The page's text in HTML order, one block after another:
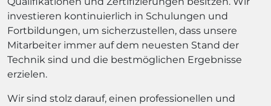
investieren kontinuierlich in Schulungen und
Fortbildungen, um sicherzustellen, dass unsere
Mitarbeiter immer auf dem neuesten Stand der
Technik sind und die bestmöglichen Ergebnisse
erzielen.
Wir sind stolz darauf, einen professionellen und